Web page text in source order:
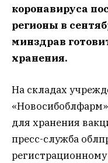
коронавируса
регионы в
минздрав
хранения.
На складах
для хранения
пресс-служба
регистрационному